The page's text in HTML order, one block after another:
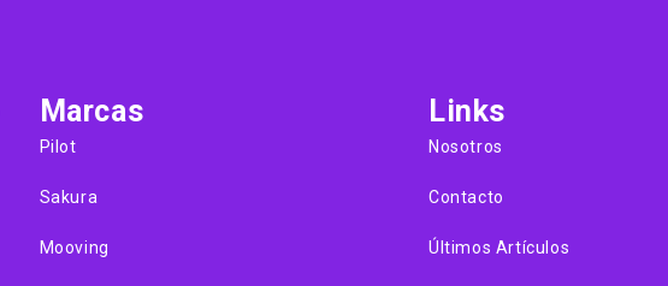
Marcas
Pilot
Sakura
Mooving
Links
Nosotros
Contacto
Últimos Artículos